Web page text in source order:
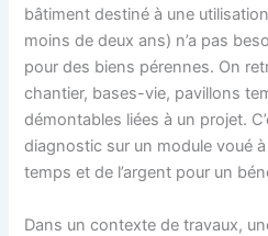
bâtiment destiné à une
moins de deux ans) n’a pas
pour des biens pérennes. On
chantier, bases-vie, pavillons
démontables liées à un projet.
diagnostic sur un module voué
temps et de l’argent pour un
Dans un contexte de travaux,